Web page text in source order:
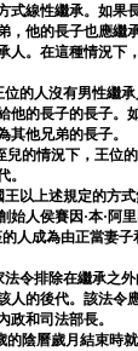
式線性繼承。如果
，他的長子也應繼
人。在這種情況下
的人沒有男性繼
他的長子的長子。
其他兄弟的長子。
兒的情況下，王位
。
以上述規定的方
始人侯賽因·本·阿
人成為由正當妻
令排除在繼承之外
人的後代。該法令
政和司法部長。
的陰曆歲月結束時